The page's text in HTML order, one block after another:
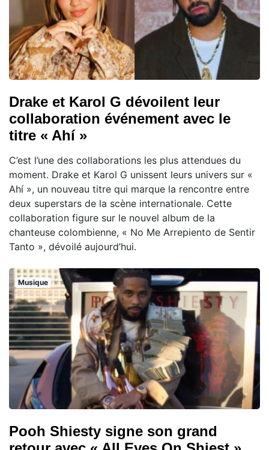
Drake et Karol G dévoilent leur
collaboration événement avec le
titre « Ahí »
C’est l’une des collaborations les plus attendues du
moment. Drake et Karol G unissent leurs univers sur «
Ahí », un nouveau titre qui marque la rencontre entre
deux superstars de la scène internationale. Cette
collaboration figure sur le nouvel album de la
chanteuse colombienne, « No Me Arrepiento de Sentir
Tanto », dévoilé aujourd’hui.
Musique
Pooh Shiesty signe son grand